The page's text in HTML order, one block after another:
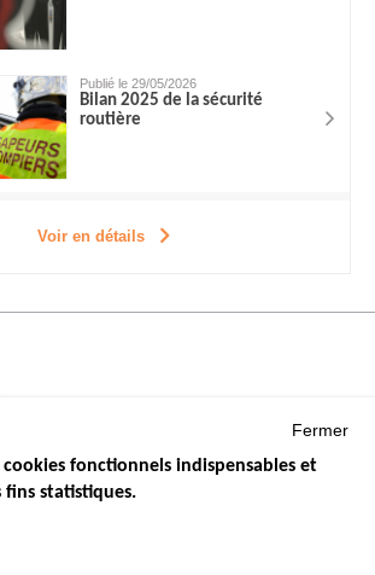
Publié le 29/05/2026
Bilan 2025 de la sécurité
routière
Voir en détails
ROUTIÈRE
Fermer
cookies fonctionnels indispensables et
fins statistiques.